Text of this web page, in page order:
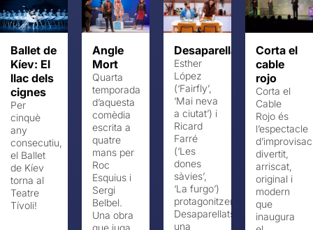
Ballet de
Kíev: El
llac dels
cignes
Per
cinquè
any
consecutiu,
el Ballet
de Kíev
torna al
Teatre
Tívoli!
Angle
Mort
Quarta
temporada
d’aquesta
comèdia
escrita a
quatre
mans per
Roc
Esquius i
Sergi
Belbel.
Una obra
que juga
Desaparellats
Esther
López
(‘Fairfly’,
‘Mai neva
a ciutat’) i
Ricard
Farré
(‘Les
dones
sàvies’,
‘La furgo’)
protagonitzen
Desaparellats,
una
Corta el
cable
rojo
Corta el
Cable
Rojo és
l’espectacle
divertit,
arriscat,
original i
modern
que
inaugura